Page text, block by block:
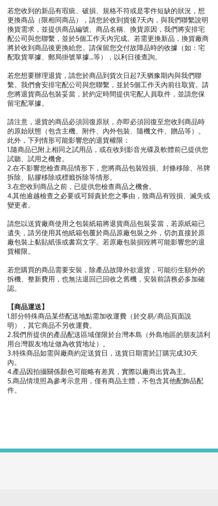
若您收到的新品有瑕疵、破損、規格不符或是零件短缺的狀況，想
更換商品（限相同商品），請您於收到貨後7天內，與我們聯繫說明
換貨需求，並提供商品編號、商品名稱、換貨原因，我們將安排宅
配公司與您聯繫，並於5個工作天內完成。若需更換新品，換貨廠商
將於收到商品後更換給您。請保留您交付故障品時的收據（如：宅
配取貨單據、郵局掛號單據...等），以利日後查詢。
若您想要辦理退貨，請您於商品到貨次日起7天猶豫期內與我們聯
繫。我們會安排宅配公司與您聯繫，並於5個工作天內前往取貨。請
您將退貨商品包裝妥當，於約定時間提供宅配人員取件，並請您保
留宅配單據。
請注意，退貨的商品必須回復原狀，亦即必須回復至您收到商品時
的原始狀態（包含主機、附件、內外包裝、隨機文件、贈品等）。
此外，下列情形可能影響您的退貨權限：
1.隨商品已附上相同之試用品，或在收到影音光碟及軟體前已提供您
試聽、試用之機會。
2.在不影響您檢查商品情形下，您將商品包裝毀損、封條移除、吊牌
拆除、貼膠移除或標籤拆除等情形。
3.在您收到商品之前，已提供您檢查商品之機會。
4.其他逾越檢查之必要或可歸責於您之事由，致商品有毀損、滅失或
變更者。
請您以送貨廠商使用之包裝紙箱將退貨商品包裝妥當，若原紙箱已
遺失，請另使用其他紙箱包覆於商品原廠包裝之外，切勿直接於原
廠包裝上黏貼紙張或書寫文字。若原廠包裝損毀將可能影響您的退
貨權限。
若您購買的商品需要安裝，除產品故障外欲退貨，可能衍生額外的
拆機、整新費用，也無法退回已回收之舊機，安裝前請務必多加確
認。
【商品運送】
1.部分特殊商品某些配送地點需加收運費（於交易/商品頁面說
明），其它商品不另收運費。
2.我們所提供的產品配送區域僅限於台灣本島（外島地區的朋友請利
用台灣親友地址做為收貨地址）。
3.特殊商品如需與廠商約定送貨日，送貨日期需於訂購完成30天
內。
4.產品因拍攝關係顏色可能略有差異，實際以廠商出貨為主。
5.商品情境照為參考示意用，僅有商品主體，不包含其他配飾品配
件。